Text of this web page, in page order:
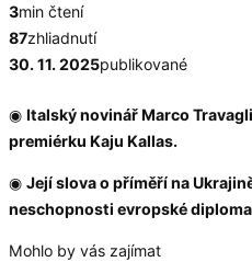
3min čtení
87zhliadnutí
30. 11. 2025publikované
◉ Italský novinář Marco
premiérku Kaju Kallas.
◉ Její slova o příměří na
neschopnosti evropské
Mohlo by vás zajímat